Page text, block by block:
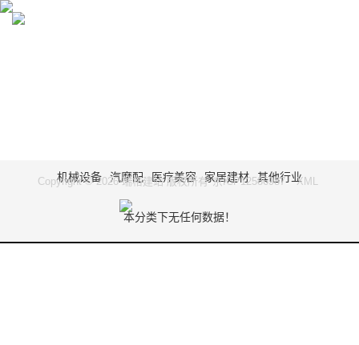
机械设备 汽摩配 医疗美容 家居建材 其他行业
本分类下无任何数据！
Copyright © 2026 瑞格建站 版权所有 京ICP12586987 XML